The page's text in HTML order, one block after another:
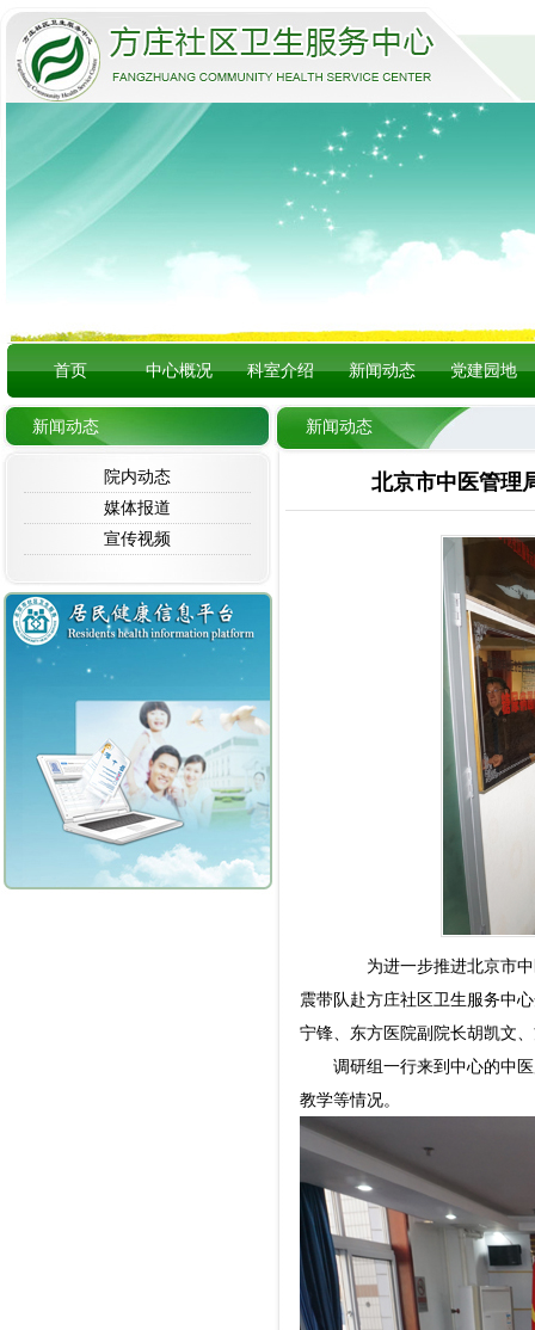
首页 中心概况 科室介绍 新闻动态 党建园地
新闻动态
院内动态
媒体报道
宣传视频
新闻动态
北京市中医管理
为进一步推进北京市中
震带队赴方庄社区卫生服务中
宁锋、东方医院副院长胡凯文
调研组一行来到中心的中医
教学等情况。